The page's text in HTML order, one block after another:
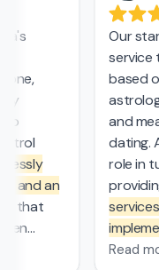
and an
that
Our
service
based
and
dating.
role in
They
Read